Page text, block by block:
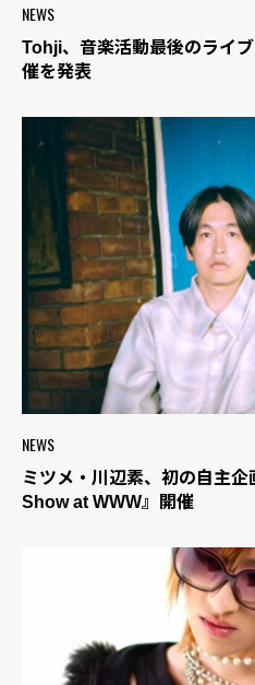
NEWS
Tohji、音楽活動最後のライ
催を発表
NEWS
ミツメ・川辺素、初の自主
Show at WWW』開催